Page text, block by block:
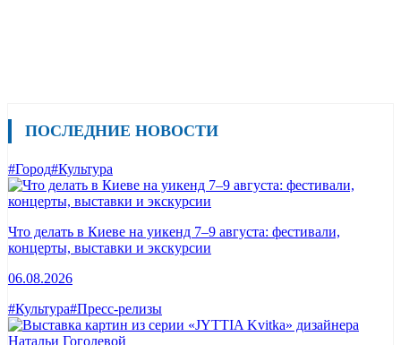
ПОСЛЕДНИЕ НОВОСТИ
#Город#Культура
Что делать в Киеве на уикенд 7–9 августа: фестивали,
концерты, выставки и экскурсии
06.08.2026
#Культура#Пресс-релизы